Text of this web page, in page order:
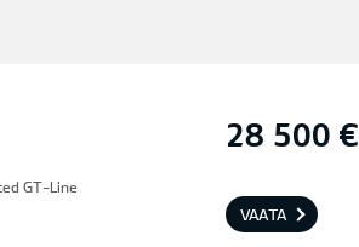
28 500 €
GT-Line
VAATA